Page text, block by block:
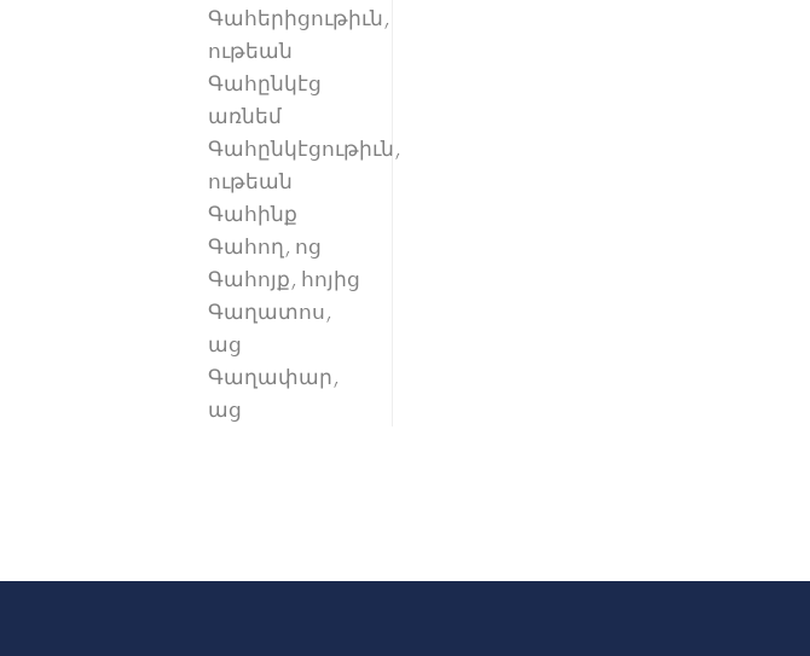
Գահերիցութիւն,
ութեան
Գահընկէց
առնեմ
Գահընկէցութիւն,
ութեան
Գահինք
Գահող, ոց
Գահոյք, հոյից
Գաղատոս,
աց
Գաղափար,
աց